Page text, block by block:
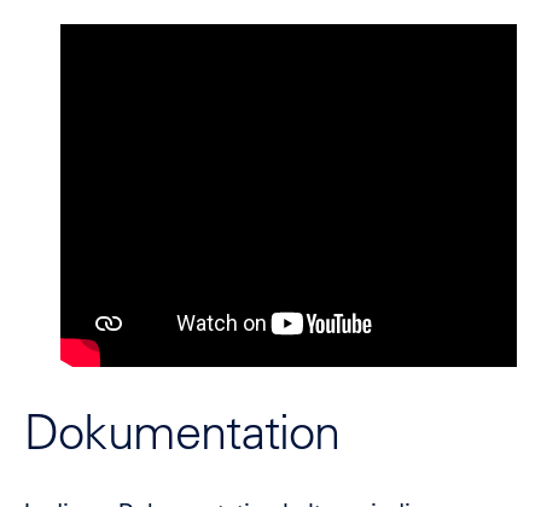
Dokumentation